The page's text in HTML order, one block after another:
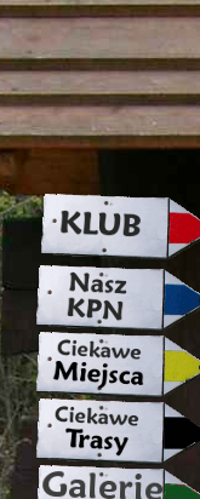
strona w